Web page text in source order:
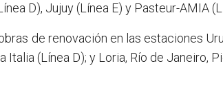
D), Jujuy (Línea E) y Pasteur-AMIA
de renovación en las estaciones
Italia (Línea D); y Loria, Río de Janeiro,